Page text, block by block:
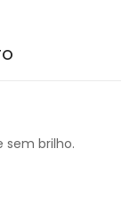
sem brilho.